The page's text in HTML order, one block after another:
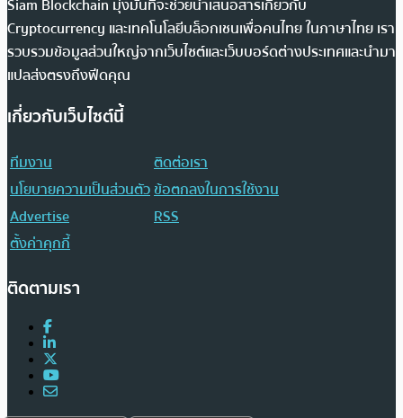
Siam Blockchain มุ่งมั่นที่จะช่วยนำเสนอสารเกี่ยวกับ
Cryptocurrency และเทคโนโลยีบล็อกเชนเพื่อคนไทย ในภาษาไทย เรา
รวบรวมข้อมูลส่วนใหญ่จากเว็บไซต์และเว็บบอร์ดต่างประเทศและนำมา
แปลส่งตรงถึงฟีดคุณ
เกี่ยวกับเว็บไซต์นี้
ทีมงาน
ติดต่อเรา
นโยบายความเป็นส่วนตัวข้อตกลงในการใช้งาน
Advertise
RSS
ตั้งค่าคุกกี้
ติดตามเรา